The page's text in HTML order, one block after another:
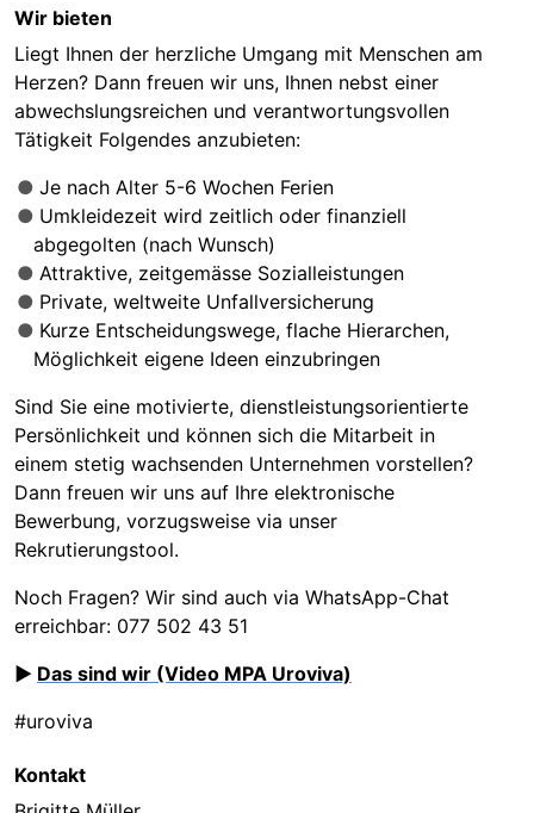
Wir bieten
Liegt Ihnen der herzliche Umgang mit Menschen am
Herzen? Dann freuen wir uns, Ihnen nebst einer
abwechslungsreichen und verantwortungsvollen
Tätigkeit Folgendes anzubieten:
Je nach Alter 5-6 Wochen Ferien
Umkleidezeit wird zeitlich oder finanziell
abgegolten (nach Wunsch)
Attraktive, zeitgemässe Sozialleistungen
Private, weltweite Unfallversicherung
Kurze Entscheidungswege, flache Hierarchen,
Möglichkeit eigene Ideen einzubringen
Sind Sie eine motivierte, dienstleistungsorientierte
Persönlichkeit und können sich die Mitarbeit in
einem stetig wachsenden Unternehmen vorstellen?
Dann freuen wir uns auf Ihre elektronische
Bewerbung, vorzugsweise via unser
Rekrutierungstool.
Noch Fragen? Wir sind auch via WhatsApp-Chat
erreichbar: 077 502 43 51
► Das sind wir (Video MPA Uroviva)
#uroviva
Kontakt